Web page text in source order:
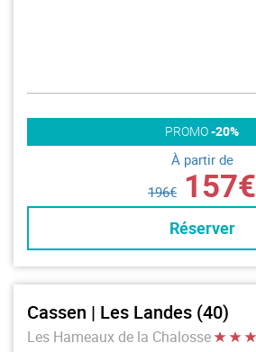
PROMO-20%
À partir de
196€ 157€
Réserver
Cassen | Les Landes (40)
Les Hameaux de la Chalosse